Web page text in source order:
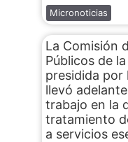
Micronoticias
La Comisión
Públicos de
presidida por
llevó
trabajo en la
tratamiento
a servicios